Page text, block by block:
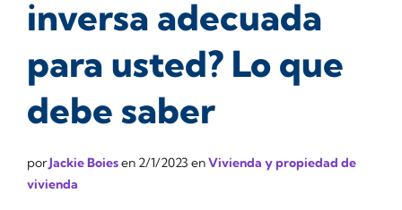
inversa adecuada
para usted? Lo que
debe saber
porJackie Boiesen 2/1/2023 enVivienda y propiedad de
vivienda